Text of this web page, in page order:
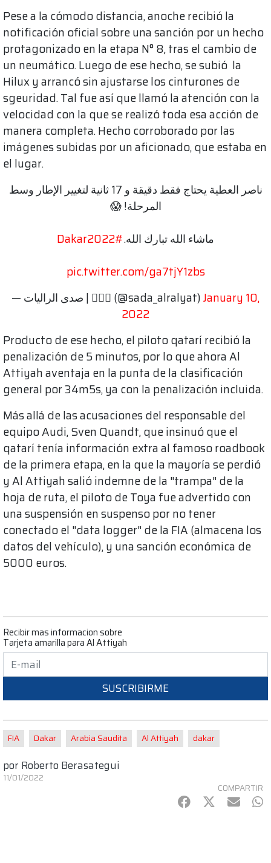
Pese a la cómodo distancia, anoche recibió la
notificación oficial sobre una sanción por un hecho
protagonizado en la etapa N° 8, tras el cambio de
un neumático. Luego de ese hecho, se subió la
Hilux y arrancó sin ajustarse los cinturones de
sgeuridad. Tal fue así que llamó la atención con la
velocidad con la que se realizó toda esa acción de
manera completa. Hecho corroborado por las
imágenes subidas por un aficionado, que estaba en
el lugar.
ناصر العطية يحتاج فقط دقيقة و 17 ثانية لتغيير الإطار وسط
المرحلة! 😱
ماشاء الله تبارك الله.#Dakar2022
pic.twitter.com/ga7tjY1zbs
— صدى الراليات | 🙅🏻‍♂️ (@sada_alralyat)January 10,
2022
Producto de ese hecho, el piloto qatarí recibió la
penalización de 5 minutos, por lo que ahora Al
Attiyah aventaja en la punta de la clasificación
general por 34m5s, ya con la penalización incluida.
Más allá de las acusaciones del responsable del
equipo Audi, Sven Quandt, que insinuó que el
qatarí tenía información extra al famoso roadbook
de la primera etapa, en la que la mayoría se perdió
y Al Attiyah salió indemne de la "trampa" de la
hoja de ruta, el piloto de Toya fue advertido con
una suspensión en suspenso por no tener
conectado el "data logger" de la FIA (almacena los
datos del vehículo), y una sanción económica de
5000 euros.
Recibir mas informacion sobre
Tarjeta amarilla para Al Attiyah
SUSCRIBIRME
FIA Dakar Arabia Saudita Al Attiyah dakar
por Roberto Berasategui
11/01/2022
COMPARTIR
Facebook
Twitter
mail